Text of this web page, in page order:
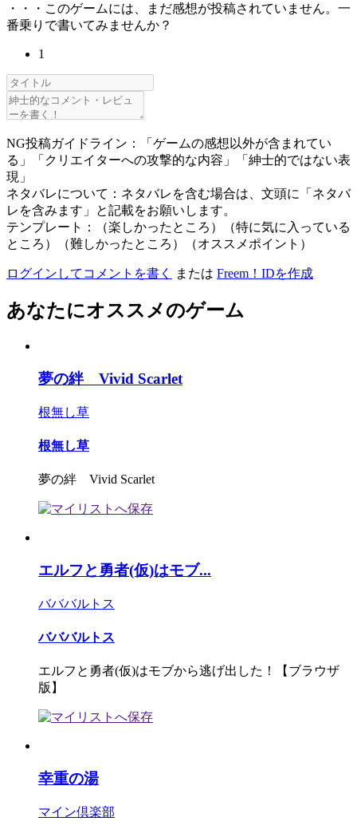
・・・このゲームには、まだ感想が投稿されていません。一
番乗りで書いてみませんか？
1
NG投稿ガイドライン：「ゲームの感想以外が含まれてい
る」「クリエイターへの攻撃的な内容」「紳士的ではない表
現」
ネタバレについて：ネタバレを含む場合は、文頭に「ネタバ
レを含みます」と記載をお願いします。
テンプレート：（楽しかったところ）（特に気に入っている
ところ）（難しかったところ）（オススメポイント）
ログインしてコメントを書く または Freem！IDを作成
あなたにオススメのゲーム
夢の絆 Vivid Scarlet
根無し草
根無し草
夢の絆 Vivid Scarlet
エルフと勇者(仮)はモブ...
バババルトス
バババルトス
エルフと勇者(仮)はモブから逃げ出した！【ブラウザ
版】
幸重の湯
マイン倶楽部